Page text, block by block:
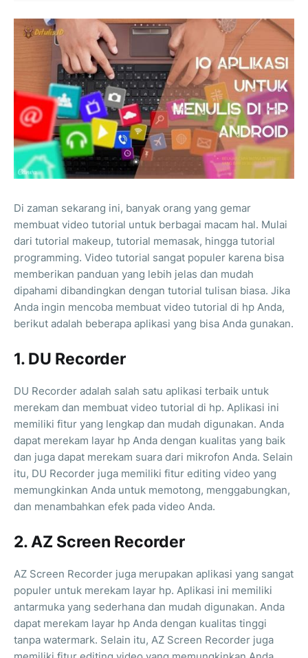
Di zaman sekarang ini, banyak orang yang gemar
membuat video tutorial untuk berbagai macam hal. Mulai
dari tutorial makeup, tutorial memasak, hingga tutorial
programming. Video tutorial sangat populer karena bisa
memberikan panduan yang lebih jelas dan mudah
dipahami dibandingkan dengan tutorial tulisan biasa. Jika
Anda ingin mencoba membuat video tutorial di hp Anda,
berikut adalah beberapa aplikasi yang bisa Anda gunakan.
1. DU Recorder
DU Recorder adalah salah satu aplikasi terbaik untuk
merekam dan membuat video tutorial di hp. Aplikasi ini
memiliki fitur yang lengkap dan mudah digunakan. Anda
dapat merekam layar hp Anda dengan kualitas yang baik
dan juga dapat merekam suara dari mikrofon Anda. Selain
itu, DU Recorder juga memiliki fitur editing video yang
memungkinkan Anda untuk memotong, menggabungkan,
dan menambahkan efek pada video Anda.
2. AZ Screen Recorder
AZ Screen Recorder juga merupakan aplikasi yang sangat
populer untuk merekam layar hp. Aplikasi ini memiliki
antarmuka yang sederhana dan mudah digunakan. Anda
dapat merekam layar hp Anda dengan kualitas tinggi
tanpa watermark. Selain itu, AZ Screen Recorder juga